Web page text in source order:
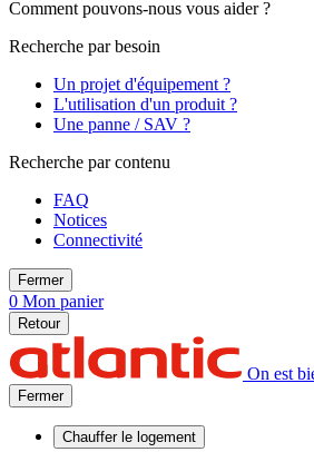
Comment pouvons-nous vous aider ?
Recherche par besoin
Un projet d'équipement ?
L'utilisation d'un produit ?
Une panne / SAV ?
Recherche par contenu
FAQ
Notices
Connectivité
Fermer
0 Mon panier
Retour
On est
Fermer
Chauffer le logement